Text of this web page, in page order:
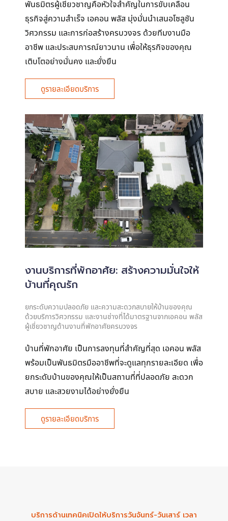
พันธมิตรผู้เชี่ยวชาญคือหัวใจสำคัญในการขับเคลื่อน
ธุรกิจสู่ความสำเร็จ เอคอน พลัส มุ่งมั่นนำเสนอโซลูชัน
วิศวกรรม และการก่อสร้างครบวงจร ด้วยทีมงานมือ
อาชีพ และประสบการณ์ยาวนาน เพื่อให้ธุรกิจของคุณ
เติบโตอย่างมั่นคง และยั่งยืน
ดูรายละเอียดบริการ
งานบริการที่พักอาศัย: สร้างความมั่นใจให้
บ้านที่คุณรัก
ยกระดับความปลอดภัย และความสะดวกสบายให้บ้านของคุณ
ด้วยบริการวิศวกรรม และงานช่างที่ได้มาตรฐานจากเอคอน พลัส
ผู้เชี่ยวชาญด้านงานที่พักอาศัยครบวงจร
บ้านที่พักอาศัย เป็นการลงทุนที่สำคัญที่สุด เอคอน พลัส
พร้อมเป็นพันธมิตรมืออาชีพที่จะดูแลทุกรายละเอียด เพื่อ
ยกระดับบ้านของคุณให้เป็นสถานที่ที่ปลอดภัย สะดวก
สบาย และสวยงามได้อย่างยั่งยืน
ดูรายละเอียดบริการ
บริการด้านเทคนิคเปิดให้บริการวันจันทร์-วันเสาร์ เวลา